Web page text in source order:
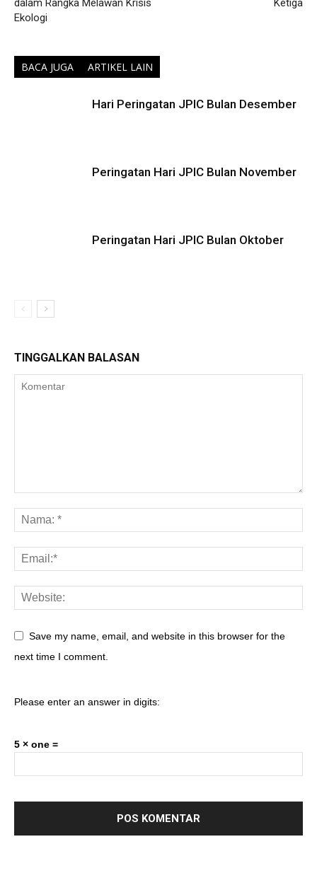
dalam Rangka Melawan Krisis
Ekologi
Ketiga
BACA JUGA ARTIKEL LAIN
Hari Peringatan JPIC Bulan Desember
Peringatan Hari JPIC Bulan November
Peringatan Hari JPIC Bulan Oktober
TINGGALKAN BALASAN
Save my name, email, and website in this browser for the
next time I comment.
Please enter an answer in digits:
5 × one =